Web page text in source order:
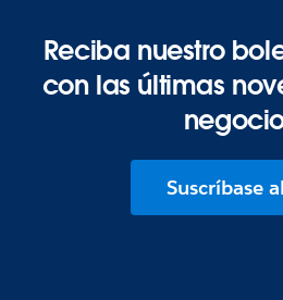
Reciba nuestro
con las últimas
Suscríbase